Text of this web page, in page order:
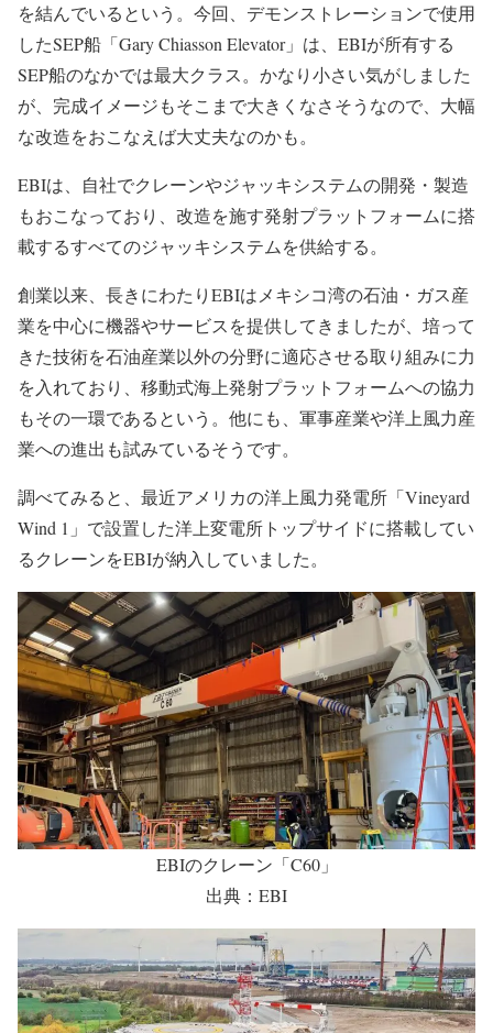
を結んでいるという。今回、デモンストレーションで使用
したSEP船「Gary Chiasson Elevator」は、EBIが所有する
SEP船のなかでは最大クラス。かなり小さい気がしました
が、完成イメージもそこまで大きくなさそうなので、大幅
な改造をおこなえば大丈夫なのかも。
EBIは、自社でクレーンやジャッキシステムの開発・製造
もおこなっており、改造を施す発射プラットフォームに搭
載するすべてのジャッキシステムを供給する。
創業以来、長きにわたりEBIはメキシコ湾の石油・ガス産
業を中心に機器やサービスを提供してきましたが、培って
きた技術を石油産業以外の分野に適応させる取り組みに力
を入れており、移動式海上発射プラットフォームへの協力
もその一環であるという。他にも、軍事産業や洋上風力産
業への進出も試みているそうです。
調べてみると、最近アメリカの洋上風力発電所「Vineyard
Wind 1」で設置した洋上変電所トップサイドに搭載してい
るクレーンをEBIが納入していました。
EBIのクレーン「C60」
出典：EBI